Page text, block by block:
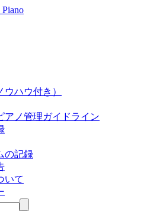
ハウ付き）
アノ管理ガイドライン
の記録
いて